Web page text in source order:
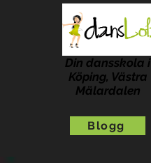
Din dansskola i
Köping, Västra
Mälardalen
Blogg